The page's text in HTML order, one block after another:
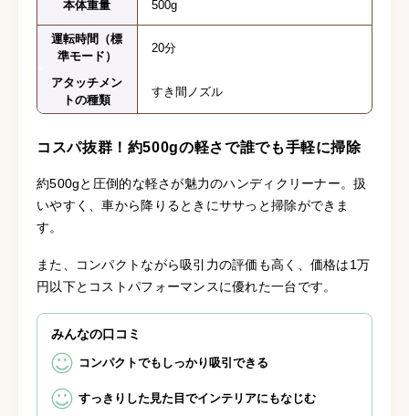
本体重量 500g
運転時間（標
準モード）
20分
アタッチメン
トの種類
すき間ノズル
コスパ抜群！約500gの軽さで誰でも手軽に掃除
約500gと圧倒的な軽さが魅力のハンディクリーナー。扱
いやすく、車から降りるときにササっと掃除ができま
す。
また、コンパクトながら吸引力の評価も高く、価格は1万
円以下とコストパフォーマンスに優れた一台です。
みんなの口コミ
コンパクトでもしっかり吸引できる
すっきりした見た目でインテリアにもなじむ